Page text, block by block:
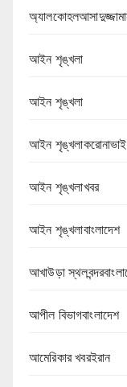
আইন শৃঙ্খলা
আইন শৃঙ্খলা
আইন
আইন শৃঙ্খলাখবর
আইন শৃঙ্খলাবাংলাদেশ
আখাউড়া
আপীল বিভাগবাংলাদেশ
আমেরিকার খবরইরান